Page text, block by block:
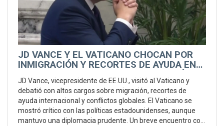
JD VANCE Y EL VATICANO CHOCAN POR
INMIGRACIÓN Y RECORTES DE AYUDA EN
JD Vance, vicepresidente de EE.UU., visitó al Vaticano y
debatió con altos cargos sobre migración, recortes de
ayuda internacional y conflictos globales. El Vaticano se
mostró crítico con las políticas estadounidenses, aunque
mantuvo una diplomacia prudente. Un breve encuentro con